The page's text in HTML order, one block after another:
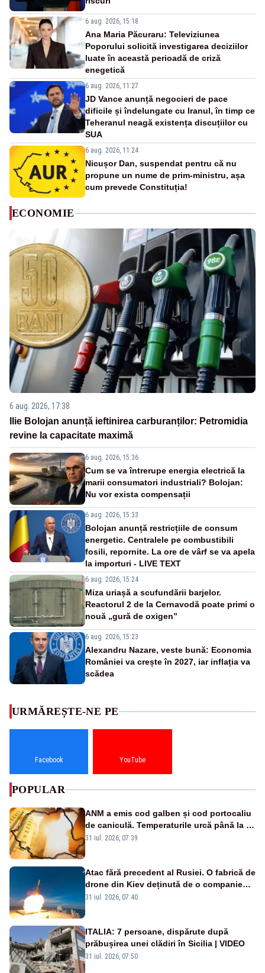
6 aug. 2026, 15:18
Ana Maria Păcuraru: Televiziunea
Poporului solicită investigarea deciziilor
luate în această perioadă de criză
enegetică
6 aug. 2026, 11:27
JD Vance anunță negocieri de pace
dificile și îndelungate cu Iranul, în timp ce
Teheranul neagă existența discuțiilor cu
SUA
6 aug. 2026, 11:24
Nicușor Dan, suspendat pentru că nu
propune un nume de prim-ministru, așa
cum prevede Constituția!
ECONOMIE
6 aug. 2026, 17:38
Ilie Bolojan anunță ieftinirea carburanților: Petromidia
revine la capacitate maximă
6 aug. 2026, 15:36
Cum se va întrerupe energia electrică la
marii consumatori industriali? Bolojan:
Nu vor exista compensații
6 aug. 2026, 15:33
Bolojan anunță restricțiile de consum
energetic. Centralele pe combustibili
fosili, repornite. La ore de vârf se va apela
la importuri - LIVE TEXT
6 aug. 2026, 15:24
Miza uriașă a scufundării barjelor.
Reactorul 2 de la Cernavodă poate primi o
nouă „gură de oxigen”
6 aug. 2026, 15:23
Alexandru Nazare, veste bună: Economia
României va crește în 2027, iar inflația va
scădea
URMĂREȘTE-NE PE
Facebook YouTube
POPULAR
ANM a emis cod galben și cod portocaliu
de caniculă. Temperaturile urcă până la 38
de grade, iar nopțile devin tropicale
31 iul. 2026, 07:39
Atac fără precedent al Rusiei. O fabrică de
drone din Kiev deținută de o companie
americană, distrusă de o rachetă
31 iul. 2026, 07:40
ITALIA: 7 persoane, dispărute după
prăbușirea unei clădiri în Sicilia | VIDEO
31 iul. 2026, 07:50